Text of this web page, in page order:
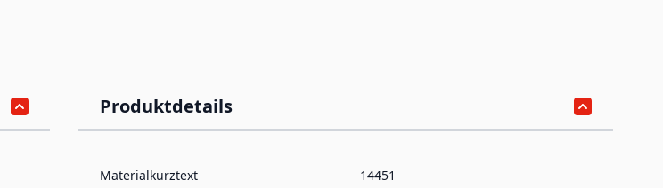
Produktdetails
Materialkurztext 14451